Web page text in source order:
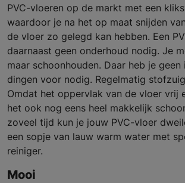
PVC-vloeren op de markt met een
waardoor je na het op maat snijden
de vloer zo gelegd kan hebben. Een
daarnaast geen onderhoud nodig. Je
maar schoonhouden. Daar heb je
dingen voor nodig. Regelmatig
Omdat het oppervlak van de vloer vrij
het ook nog eens heel makkelijk
zoveel tijd kun je jouw PVC-vloer
een sopje van lauw warm water met
reiniger.
Mooi